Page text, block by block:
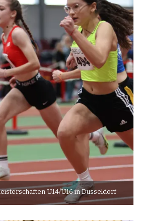
U14/U16 in Düsseldorf